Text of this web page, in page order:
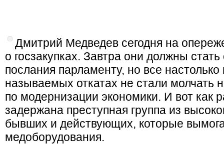
Дмитрий Медведев сегодня на
о госзакупках. Завтра они должны
послания парламенту, но все
называемых откатах не стали молчать
по модернизации экономики. И вот как
задержана преступная группа из
бывших и действующих, которые
медоборудования.